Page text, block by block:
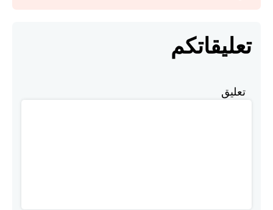
تعليقاتكم
تعليق